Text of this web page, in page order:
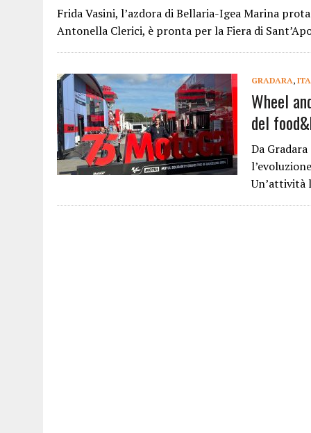
Frida Vasini, l’azdora di Bellaria-Igea Marina
Antonella Clerici, è pronta per la Fiera di
GRADARA,
Wheel
del
Da
Un’attività